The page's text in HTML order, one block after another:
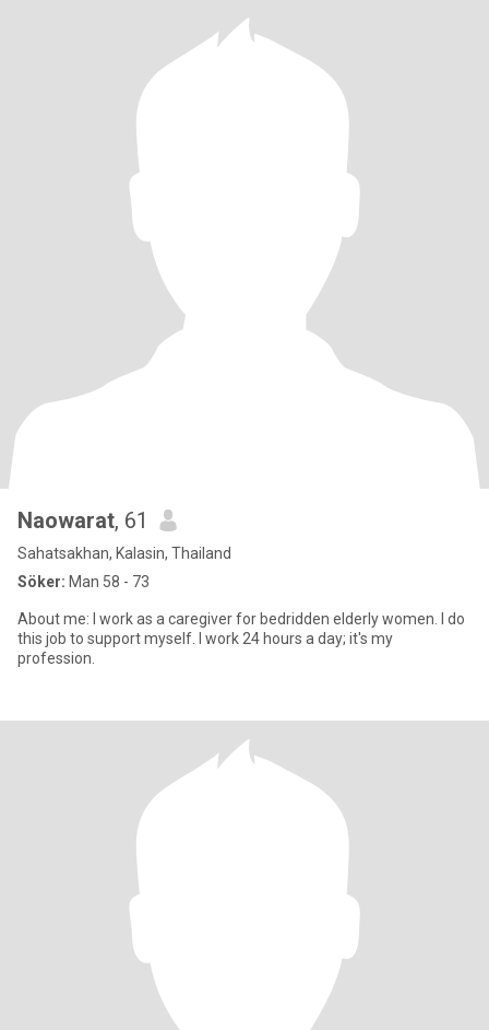
Naowarat, 61
Sahatsakhan, Kalasin, Thailand
Söker: Man 58 - 73
About me: I work as a caregiver for bedridden elderly women. I do
this job to support myself. I work 24 hours a day; it's my
profession.